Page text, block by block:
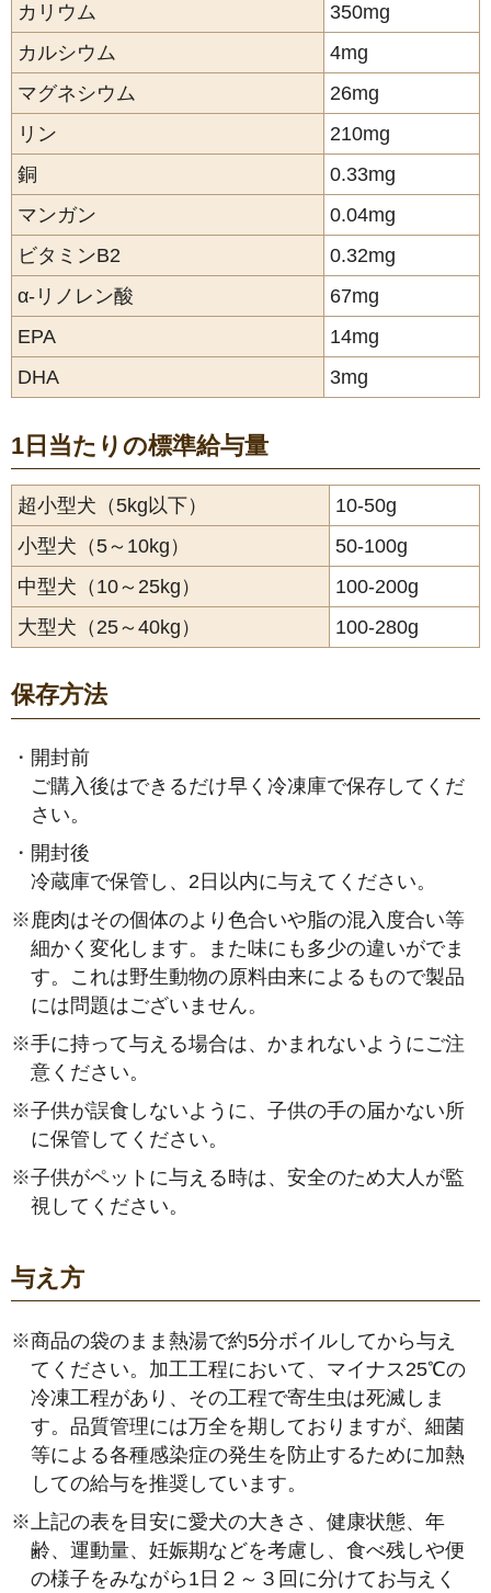
カリウム
350mg
カルシウム
4mg
マグネシウム
26mg
リン
210mg
銅
0.33mg
マンガン
0.04mg
ビタミンB2
0.32mg
α-リノレン酸
67mg
EPA
14mg
DHA
3mg
1日当たりの標準給与量
超小型犬（5kg以下）
10-50g
小型犬（5～10kg）
50-100g
中型犬（10～25kg）
100-200g
大型犬（25～40kg）
100-280g
保存方法
・ 開封前
ご購入後はできるだけ早く冷凍庫で保存してくだ
さい。
・ 開封後
冷蔵庫で保管し、2日以内に与えてください。
※ 鹿肉はその個体のより色合いや脂の混入度合い等
細かく変化します。また味にも多少の違いがでま
す。これは野生動物の原料由来によるもので製品
には問題はございません。
※手に持って与える場合は、かまれないようにご注
意ください。
※子供が誤食しないように、子供の手の届かない所
に保管してください。
※子供がペットに与える時は、安全のため大人が監
視してください。
与え方
※商品の袋のまま熱湯で約5分ボイルしてから与え
てください。加工工程において、マイナス25℃の
冷凍工程があり、その工程で寄生虫は死滅しま
す。品質管理には万全を期しておりますが、細菌
等による各種感染症の発生を防止するために加熱
しての給与を推奨しています。
※ 上記の表を目安に愛犬の大きさ、健康状態、年
齢、運動量、妊娠期などを考慮し、食べ残しや便
の様子をみながら1日２～３回に分けてお与えく